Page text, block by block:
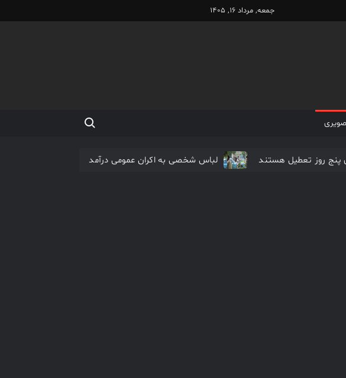
جمعه, مرداد 16, 1405
Search for:
لباس شخصی به اکران عمومی درآمد پنج‌ روز تعطیل هستند
۵ بلیت